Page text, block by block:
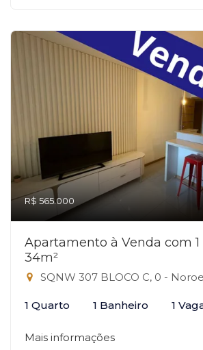
R$ 565.000
Apartamento à Venda com 1
34m²
SQNW 307 BLOCO C, 0 -
1 Quarto 1 Banheiro 1
Mais informações